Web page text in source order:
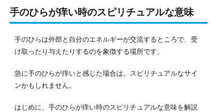
手のひらが痒い時のスピリチュアルな意味
手のひらは外部と自分のエネルギーが交流するところで、受
け取ったり与えたりするのを象徴する場所です。
急に手のひらが痒いと感じた場合は、スピリチュアルなサイ
ンかもしれません。
はじめに、手のひらが痒い時のスピリチュアルな意味を解説